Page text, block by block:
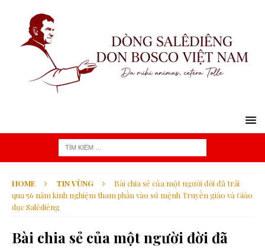
HOME TIN VÙNG
Bài chia sẻ của một người đời đã trải
qua 56 năm kinh nghiệm tham phần vào sứ mệnh Truyền giáo và Giáo
dục Salêdiêng
Bài chia sẻ của một người đời đã